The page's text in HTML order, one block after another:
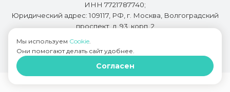
ИНН 7721787740;
Юридический адрес: 109117, РФ, г. Москва, Волгоградский
проспект, д. 93, корп. 2
Разработкой сайта занимается
Мы используем Cookie.
Они помогают делать сайт удобнее.
Согласен